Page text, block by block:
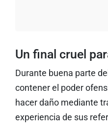
Un final cruel
Durante buena parte
contener el poder
hacer daño mediante
experiencia de sus